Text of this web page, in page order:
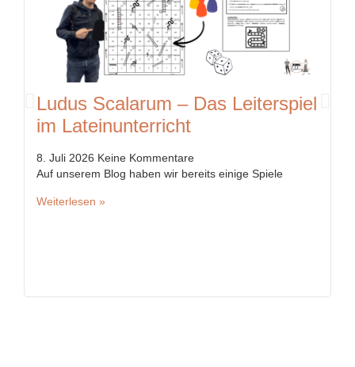
Ludus Scalarum – Das Leiterspiel
im Lateinunterricht
8. Juli 2026 Keine Kommentare
Auf unserem Blog haben wir bereits einige Spiele
Weiterlesen »